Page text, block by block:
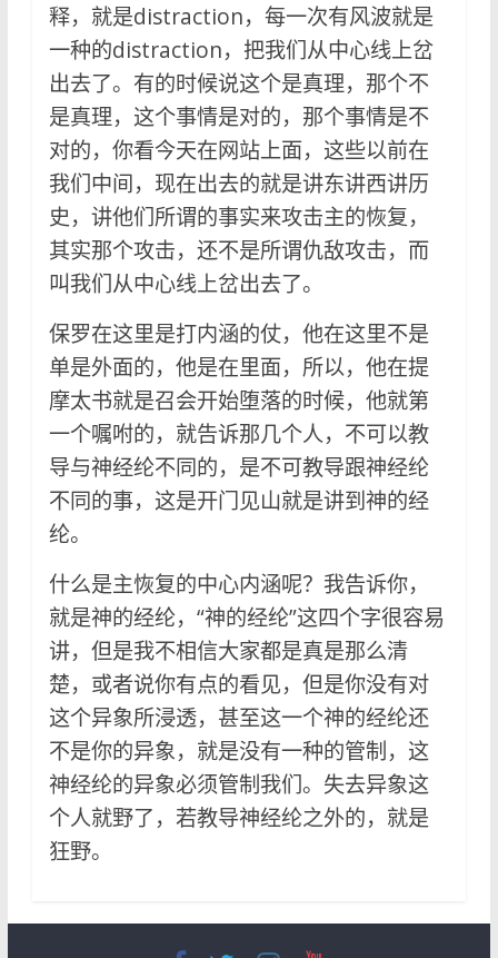
释，就是distraction，每一次有风波就是
一种的distraction，把我们从中心线上岔
出去了。有的时候说这个是真理，那个不
是真理，这个事情是对的，那个事情是不
对的，你看今天在网站上面，这些以前在
我们中间，现在出去的就是讲东讲西讲历
史，讲他们所谓的事实来攻击主的恢复，
其实那个攻击，还不是所谓仇敌攻击，而
叫我们从中心线上岔出去了。
保罗在这里是打内涵的仗，他在这里不是
单是外面的，他是在里面，所以，他在提
摩太书就是召会开始堕落的时候，他就第
一个嘱咐的，就告诉那几个人，不可以教
导与神经纶不同的，是不可教导跟神经纶
不同的事，这是开门见山就是讲到神的经
纶。
什么是主恢复的中心内涵呢？我告诉你，
就是神的经纶，“神的经纶”这四个字很容易
讲，但是我不相信大家都是真是那么清
楚，或者说你有点的看见，但是你没有对
这个异象所浸透，甚至这一个神的经纶还
不是你的异象，就是没有一种的管制，这
神经纶的异象必须管制我们。失去异象这
个人就野了，若教导神经纶之外的，就是
狂野。